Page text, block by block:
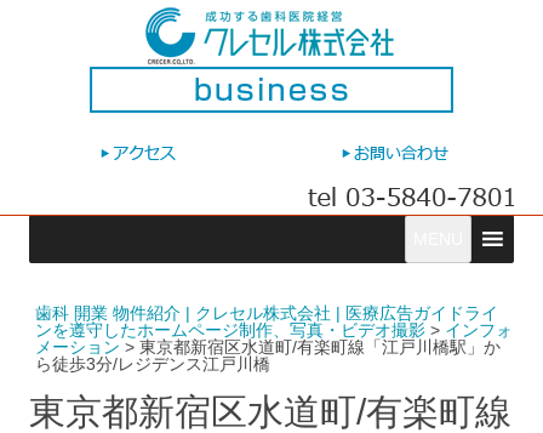
へ
ス
キ
ッ
歯科 開業 物件紹介 | クレセル株式会社 | 医療広告ガイドライ
ンを遵守したホームページ制作、写真・ビデオ撮影 > インフォ
メーション > 東京都新宿区水道町/有楽町線「江戸川橋駅」か
ら徒歩3分/レジデンス江戸川橋
東京都新宿区水道町/有楽町線